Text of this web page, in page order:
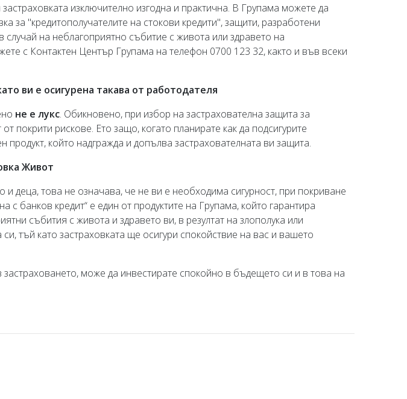
изключително изгодна и практична. В Групама можете да
за "кредитополучателите на стокови кредити", защити, разработени
случай на неблагоприятно събитие с живота или здравето на
с Контактен Център Групама на телефон 0700 123 32, както и във всеки
ви е осигурена такава от работодателя
не е лукс. Обикновено, при избор на застрахователна защита за
покрити рискове. Ето защо, когато планирате как да подсигурите
който надгражда и допълва застрахователната ви защита.
Живот
това не означава, че не ви е необходима сигурност, при покриване
банков кредит“ е един от продуктите на Групама, който гарантира
събития с живота и здравето ви, в резултат на злополука или
тъй като застраховката ще осигури спокойствие на вас и вашето
застраховането, може да инвестирате спокойно в бъдещето си и в това на